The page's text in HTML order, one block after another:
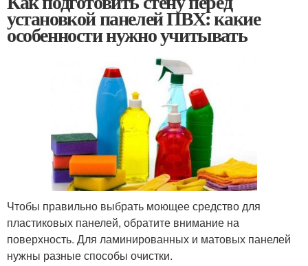
установкой панелей ПВХ: какие
особенности нужно учитывать
Чтобы правильно выбрать моющее средство для
пластиковых панелей, обратите внимание на
поверхность. Для ламинированных и матовых панелей
нужны разные способы очистки.